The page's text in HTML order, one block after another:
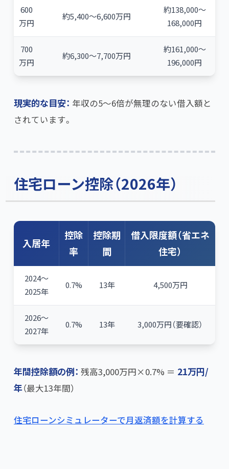
600
万円
約5,400〜6,600万円
約138,000〜
168,000円
700
万円
約6,300〜7,700万円
約161,000〜
196,000円
現実的な目安： 年収の5〜6倍が無理のない借入額と
されています。
住宅ローン控除（2026年）
入居年
控除
率
控除期
間
借入限度額（省エネ
住宅）
2024〜
2025年
0.7% 13年 4,500万円
2026〜
2027年
0.7% 13年 3,000万円（要確認）
年間控除額の例： 残高3,000万円×0.7% ＝ 21万円/
年 ​（最大13年間）
住宅ローンシミュレーターで月返済額を計算する